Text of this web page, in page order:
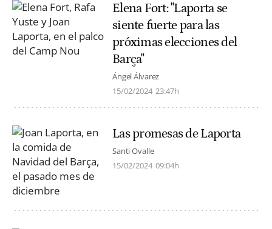
Elena Fort: "Laporta se
siente fuerte para las
próximas elecciones del
Barça"
Ángel Álvarez
15/02/2024 23:47h
Las promesas de Laporta
Santi Ovalle
15/02/2024 09:04h